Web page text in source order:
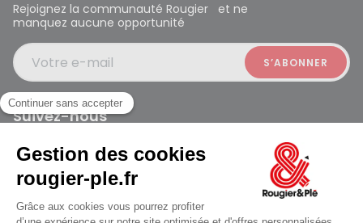
Rejoignez la communauté Rougier et ne
manquez aucune opportunité
Votre e-mail
Suivez-nous
Rougier et Plé 2024 Copyright